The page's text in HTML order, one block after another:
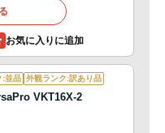
:並品 外観ランク:訳あり品
VKT16X-2